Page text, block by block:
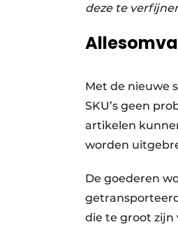
deze te
Met de nieuwe
SKU’s geen
artikelen
worden
De goederen
die te groot zijn